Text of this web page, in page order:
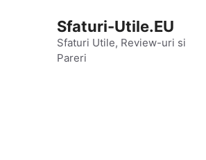
Sfaturi-Utile.EU
Sfaturi Utile, Review-uri si
Pareri